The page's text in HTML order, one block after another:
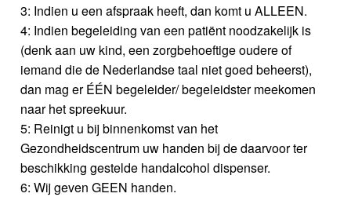
3: Indien u een afspraak heeft, dan komt u ALLEEN.
4: Indien begeleiding van een patiënt noodzakelijk is
(denk aan uw kind, een zorgbehoeftige oudere of
iemand die de Nederlandse taal niet goed beheerst),
dan mag er ÉÉN begeleider/ begeleidster meekomen
naar het spreekuur.
5: Reinigt u bij binnenkomst van het
Gezondheidscentrum uw handen bij de daarvoor ter
beschikking gestelde handalcohol dispenser.
6: Wij geven GEEN handen.